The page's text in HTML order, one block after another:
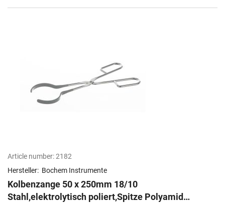
Article number:2182
Hersteller: Bochem Instrumente
Kolbenzange 50 x 250mm 18/10
Stahl,elektrolytisch poliert,Spitze Polyamid